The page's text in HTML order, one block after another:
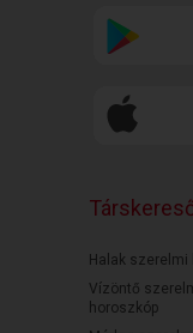
Halak szerelmi
Vízöntő
horoszkóp